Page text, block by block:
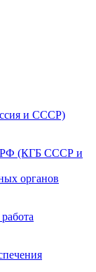
и СССР)
(КГБ СССР и
органов